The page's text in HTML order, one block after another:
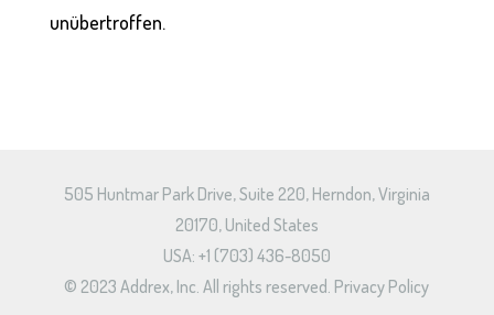
unübertroffen.
505 Huntmar Park Drive, Suite 220, Herndon, Virginia
20170, United States
USA: +1 (703) 436-8050
© 2023 Addrex, Inc. All rights reserved. Privacy Policy